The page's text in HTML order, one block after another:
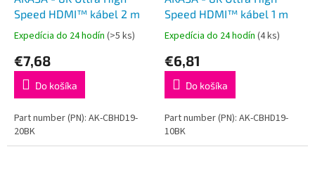
Speed HDMI™ kábel 2 m
Expedícia do 24 hodín (>5 ks)
€7,68
Do košíka
Part number (PN): AK-CBHD19-
20BK
Speed HDMI™ kábel 1 m
Expedícia do 24 hodín (4 ks)
€6,81
Do košíka
Part number (PN): AK-CBHD19-
10BK